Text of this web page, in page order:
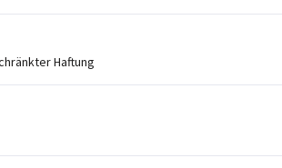
Haftung